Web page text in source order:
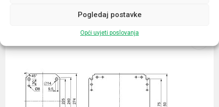
Pogledaj postavke
Opći uvjeti poslovanja